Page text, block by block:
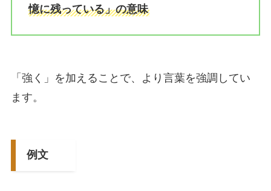
憶に残っている」の意味
「強く」を加えることで、より言葉を強調してい
ます。
例文